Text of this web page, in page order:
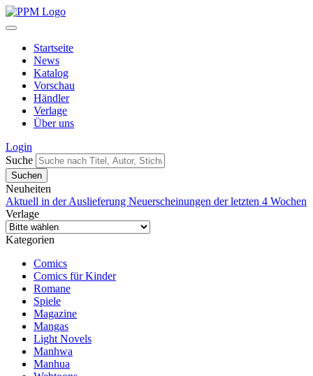
Startseite
News
Katalog
Vorschau
Händler
Verlage
Über uns
Login
Suche
Neuheiten
Aktuell in der Auslieferung Neuerscheinungen der letzten 4 Wochen
Verlage
Kategorien
Comics
Comics für Kinder
Romane
Spiele
Magazine
Mangas
Light Novels
Manhwa
Manhua